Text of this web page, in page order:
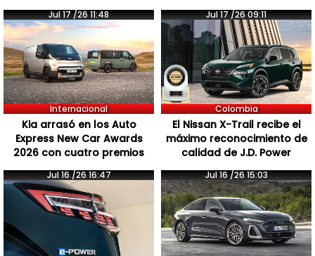
Jul 17 /26 11:48
Internacional
Kia arrasó en los Auto
Express New Car Awards
2026 con cuatro premios
Jul 17 /26 09:11
Colombia
El Nissan X-Trail recibe el
máximo reconocimiento de
calidad de J.D. Power
Jul 16 /26 16:47 Jul 16 /26 15:03